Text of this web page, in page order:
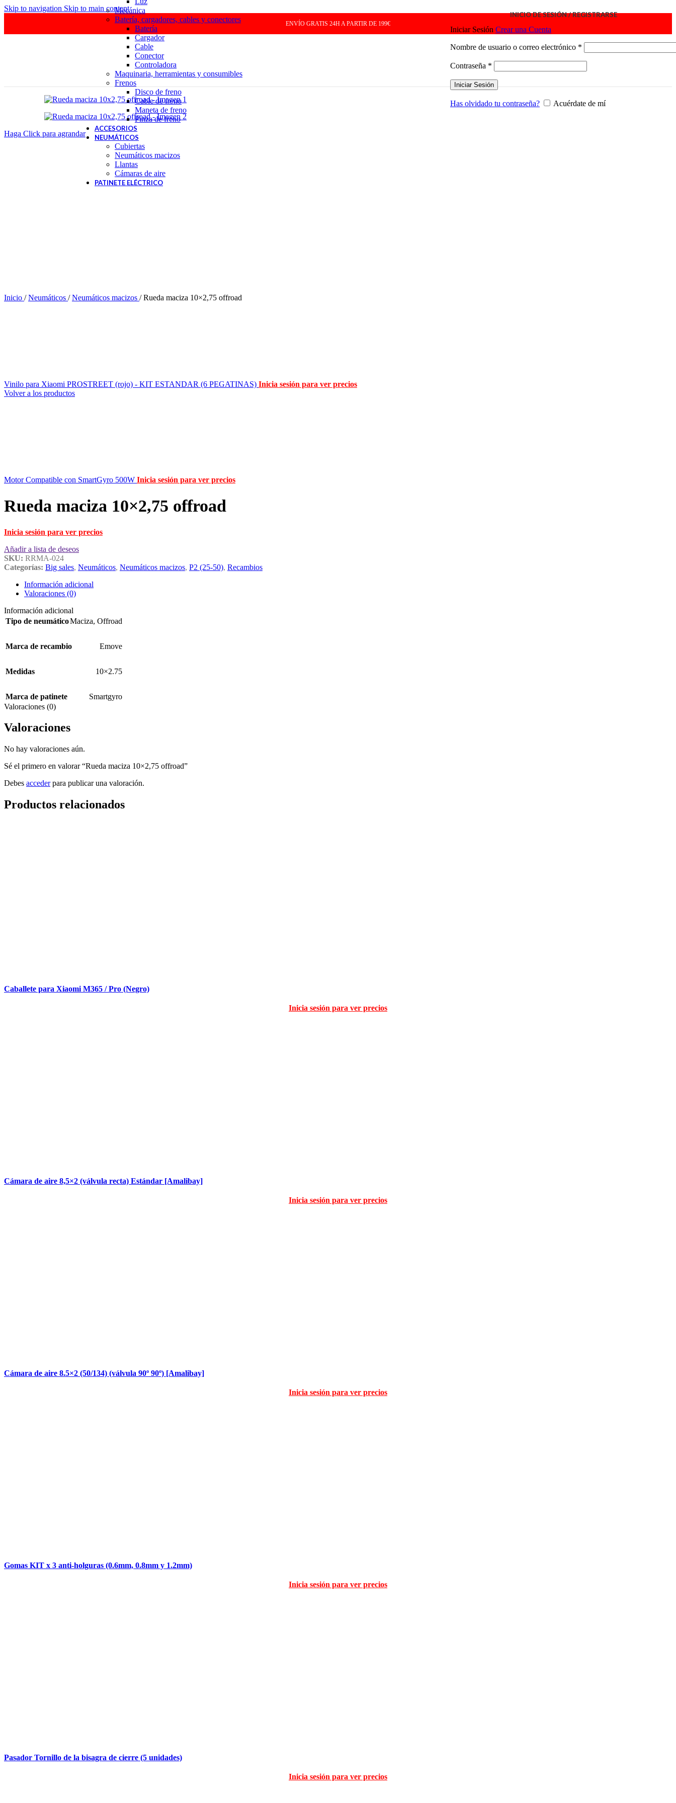
Skip to navigation Skip to main content
ENVÍO GRATIS 24H A PARTIR DE 199€
Mecánica
Batería, cargadores, cables y conectores
Batería
Cargador
Cable
Conector
Controladora
Maquinaria, herramientas y consumibles
Frenos
Disco de freno
Cable de freno
Maneta de freno
Pinza de freno
ACCESORIOS
NEUMÁTICOS
Cubiertas
Neumáticos macizos
Llantas
Cámaras de aire
PATINETE ELÉCTRICO
INICIO DE SESIÓN / REGISTRARSE
Iniciar Sesión Crear una Cuenta
Nombre de usuario o correo electrónico *
Contraseña *
Iniciar Sesión
Has olvidado tu contraseña? Acuérdate de mí
Haga Click para agrandar
Inicio / Neumáticos / Neumáticos macizos / Rueda maciza 10×2,75 offroad
Vinilo para Xiaomi PROSTREET (rojo) - KIT ESTANDAR (6 PEGATINAS) Inicia sesión para ver precios
Volver a los productos
Motor Compatible con SmartGyro 500W Inicia sesión para ver precios
Rueda maciza 10×2,75 offroad
Inicia sesión para ver precios
Añadir a lista de deseos
SKU: RRMA-024
Categorías: Big sales, Neumáticos, Neumáticos macizos, P2 (25-50), Recambios
Información adicional
Valoraciones (0)
Información adicional
Tipo de neumáticoMaciza, Offroad
Marca de recambio Emove
Medidas 10×2.75
Marca de patinete
Smartgyro
Valoraciones (0)
Valoraciones
No hay valoraciones aún.
Sé el primero en valorar “Rueda maciza 10×2,75 offroad”
Debes accederpara publicar una valoración.
Productos relacionados
Caballete para Xiaomi M365 / Pro (Negro)
Inicia sesión para ver precios
Cámara de aire 8,5×2 (válvula recta) Estándar [Amalibay]
Inicia sesión para ver precios
Cámara de aire 8.5×2 (50/134) (válvula 90º 90º) [Amalibay]
Inicia sesión para ver precios
Gomas KIT x 3 anti-holguras (0.6mm, 0.8mm y 1.2mm)
Inicia sesión para ver precios
Pasador Tornillo de la bisagra de cierre (5 unidades)
Inicia sesión para ver precios